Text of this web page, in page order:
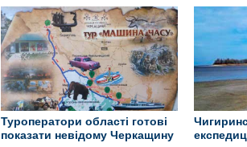
Туроператори області готові
показати невідому Черкащину